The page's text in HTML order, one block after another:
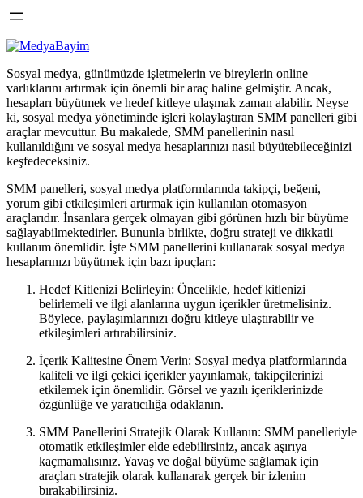
Sosyal medya, günümüzde işletmelerin ve bireylerin online
varlıklarını artırmak için önemli bir araç haline gelmiştir. Ancak,
hesapları büyütmek ve hedef kitleye ulaşmak zaman alabilir. Neyse
ki, sosyal medya yönetiminde işleri kolaylaştıran SMM panelleri gibi
araçlar mevcuttur. Bu makalede, SMM panellerinin nasıl
kullanıldığını ve sosyal medya hesaplarınızı nasıl büyütebileceğinizi
keşfedeceksiniz.
SMM panelleri, sosyal medya platformlarında takipçi, beğeni,
yorum gibi etkileşimleri artırmak için kullanılan otomasyon
araçlarıdır. İnsanlara gerçek olmayan gibi görünen hızlı bir büyüme
sağlayabilmektedirler. Bununla birlikte, doğru strateji ve dikkatli
kullanım önemlidir. İşte SMM panellerini kullanarak sosyal medya
hesaplarınızı büyütmek için bazı ipuçları:
Hedef Kitlenizi Belirleyin: Öncelikle, hedef kitlenizi
belirlemeli ve ilgi alanlarına uygun içerikler üretmelisiniz.
Böylece, paylaşımlarınızı doğru kitleye ulaştırabilir ve
etkileşimleri artırabilirsiniz.
İçerik Kalitesine Önem Verin: Sosyal medya platformlarında
kaliteli ve ilgi çekici içerikler yayınlamak, takipçilerinizi
etkilemek için önemlidir. Görsel ve yazılı içeriklerinizde
özgünlüğe ve yaratıcılığa odaklanın.
SMM Panellerini Stratejik Olarak Kullanın: SMM panelleriyle
otomatik etkileşimler elde edebilirsiniz, ancak aşırıya
kaçmamalısınız. Yavaş ve doğal büyüme sağlamak için
araçları stratejik olarak kullanarak gerçek bir izlenim
bırakabilirsiniz.